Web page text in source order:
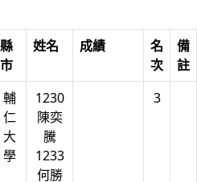
縣
市
姓名 成績
名
次
備
註
輔
仁
大
學
1230
陳奕
騰
1233
何勝
3